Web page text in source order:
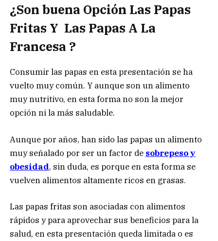
¿Son buena Opción Las Papas
Fritas Y Las Papas A La
Francesa ?
Consumir las papas en esta presentación se ha
vuelto muy común. Y aunque son un alimento
muy nutritivo, en esta forma no son la mejor
opción ni la más saludable.
Aunque por años, han sido las papas un alimento
muy señalado por ser un factor de sobrepeso y
obesidad, sin duda, es porque en esta forma se
vuelven alimentos altamente ricos en grasas.
Las papas fritas son asociadas con alimentos
rápidos y para aprovechar sus beneficios para la
salud, en esta presentación queda limitada o es